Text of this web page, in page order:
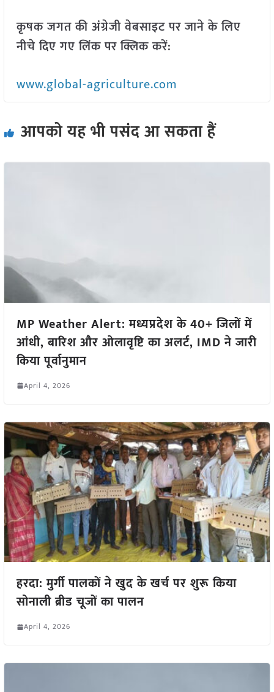
कृषक जगत की अंग्रेजी वेबसाइट पर जाने के लिए
नीचे दिए गए लिंक पर क्लिक करें:
www.global-agriculture.com
आपको यह भी पसंद आ सकता हैं
MP Weather Alert: मध्यप्रदेश के 40+ जिलों में
आंधी, बारिश और ओलावृष्टि का अलर्ट, IMD ने जारी
किया पूर्वानुमान
April 4, 2026
हरदा: मुर्गी पालकों ने खुद के खर्च पर शुरू किया
सोनाली ब्रीड चूजों का पालन
April 4, 2026